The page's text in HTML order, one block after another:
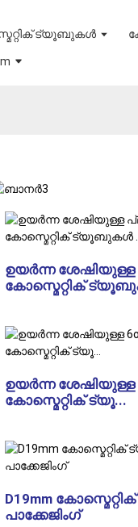
ട്യൂബുകൾ
ഉയർന്ന ശേഷിയുള്ള
കോസ്മെറ്റിക്
ഉയർന്ന ശേഷിയുള്ള
കോസ്മെറ്റിക് ട്യൂ...
D19mm
പാക്കേജിംഗ്